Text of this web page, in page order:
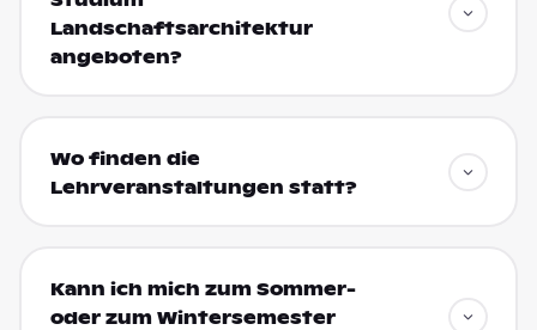
Landschaftsarchitektur
angeboten?
Wo finden die
Lehrveranstaltungen statt?
Kann ich mich zum Sommer-
oder zum Wintersemester